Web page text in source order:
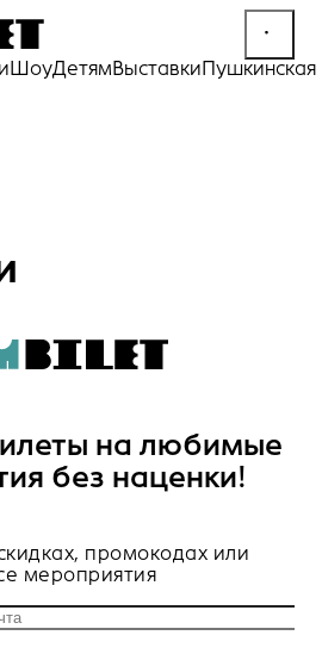
ШоуДетямВыставкиПушкинская
на любимые
без наценки!
промокодах или
мероприятия